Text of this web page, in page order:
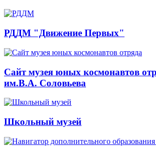
РДДМ "Движение Первых"
Сайт музея юных космонавтов
им.В.А. Соловьева
Школьный музей